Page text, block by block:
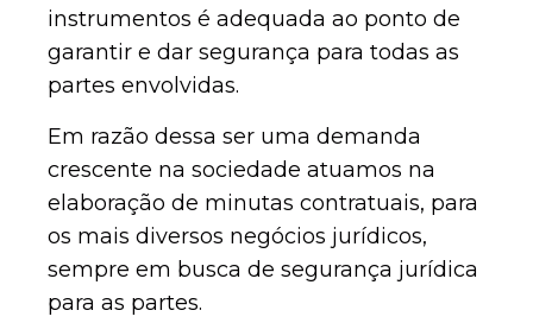
instrumentos é adequada ao ponto de
garantir e dar segurança para todas as
partes envolvidas.
Em razão dessa ser uma demanda
crescente na sociedade atuamos na
elaboração de minutas contratuais, para
os mais diversos negócios jurídicos,
sempre em busca de segurança jurídica
para as partes.